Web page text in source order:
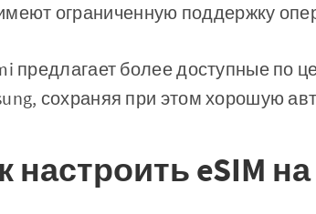
ограниченную поддержку
предлагает более доступные по
сохраняя при этом хорошую
настроить eSIM